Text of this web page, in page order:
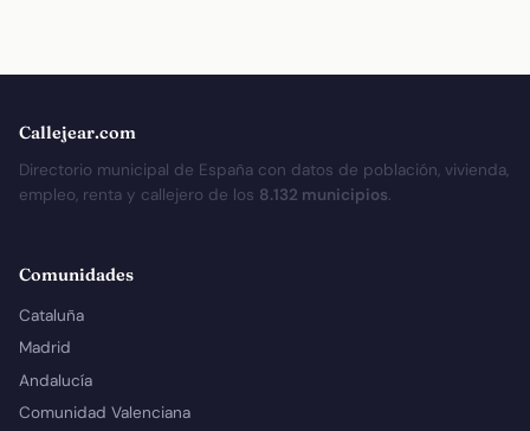
Callejear.com
Directorio municipal de España con datos de población, vivienda,
empleo, renta y callejero de los 8.132 municipios.
Comunidades
Cataluña
Madrid
Andalucía
Comunidad Valenciana